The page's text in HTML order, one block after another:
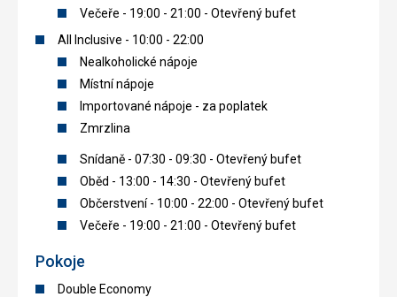
Večeře - 19:00 - 21:00 - Otevřený bufet
All Inclusive - 10:00 - 22:00
Nealkoholické nápoje
Místní nápoje
Importované nápoje - za poplatek
Zmrzlina
Snídaně - 07:30 - 09:30 - Otevřený bufet
Oběd - 13:00 - 14:30 - Otevřený bufet
Občerstvení - 10:00 - 22:00 - Otevřený bufet
Večeře - 19:00 - 21:00 - Otevřený bufet
Pokoje
Double Economy